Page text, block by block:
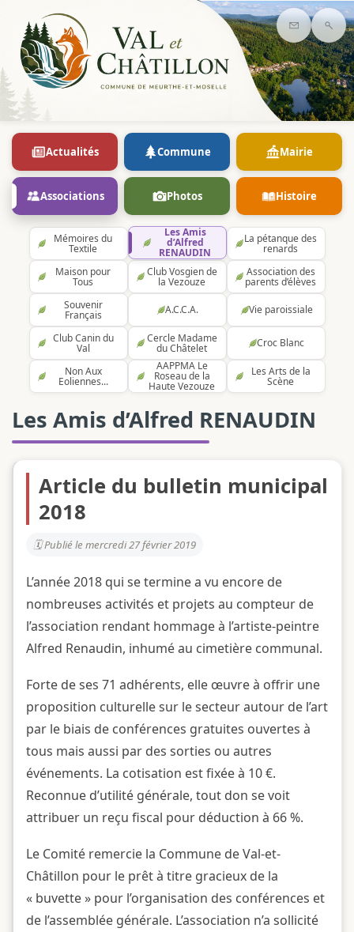
Contact
Actualités Commune Mairie
Associations Photos Histoire
Mémoires du
Textile
Les Amis
d’Alfred
RENAUDIN
La pétanque des
renards
Maison pour
Tous
Club Vosgien de
la Vezouze
Association des
parents d’élèves
Souvenir
Français A.C.C.A. Vie paroissiale
Club Canin du
Val
Cercle Madame
du Châtelet Croc Blanc
Non Aux
Eoliennes...
AAPPMA Le
Roseau de la
Haute Vezouze
Les Arts de la
Scène
Les Amis d’Alfred RENAUDIN
Article du bulletin municipal
2018
Publié le mercredi 27 février 2019
L’année 2018 qui se termine a vu encore de
nombreuses activités et projets au compteur de
l’association rendant hommage à l’artiste-peintre
Alfred Renaudin, inhumé au cimetière communal.
Forte de ses 71 adhérents, elle œuvre à offrir une
proposition culturelle sur le secteur autour de l’art
par le biais de conférences gratuites ouvertes à
tous mais aussi par des sorties ou autres
événements. La cotisation est fixée à 10 €.
Reconnue d’utilité générale, tout don se voit
attribuer un reçu fiscal pour déduction à 66 %.
Le Comité remercie la Commune de Val-et-
Châtillon pour le prêt à titre gracieux de la
« buvette » pour l’organisation des conférences et
de l’assemblée générale. L’association n’a sollicité